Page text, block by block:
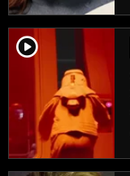
player2